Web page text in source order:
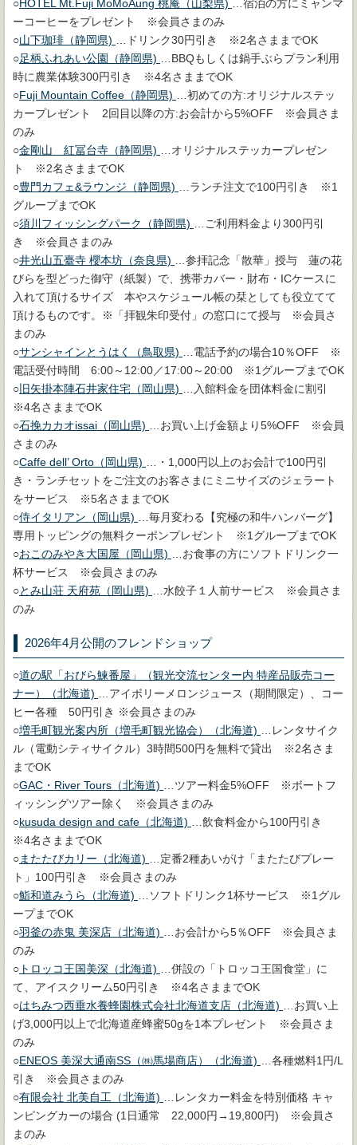
○HOTEL Mt.Fuji MoMoAung 桃庵（山梨県)
…宿泊の方にミャンマ
ーコーヒーをプレゼント ※会員さまのみ
○山下珈琲（静岡県)
…ドリンク30円引き ※2名さままでOK
○足柄ふれあい公園（静岡県)
…BBQもしくは鍋手ぶらプラン利用
時に農業体験300円引き ※4名さままでOK
○Fuji Mountain Coffee（静岡県)
…初めての方:オリジナルステッ
カープレゼント 2回目以降の方:お会計から5%OFF ※会員さま
のみ
○金剛山 紅冨台寺（静岡県)
…オリジナルステッカープレゼン
ト ※2名さままでOK
○豊門カフェ&ラウンジ（静岡県)
…ランチ注文で100円引き ※1
グループまでOK
○須川フィッシングパーク（静岡県)
…ご利用料金より300円引
き ※会員さまのみ
○井光山五臺寺 櫻本坊（奈良県)
…参拝記念「散華」授与 蓮の花
びらを型どった御守（紙製）で、携帯カバー・財布・ICケースに
入れて頂けるサイズ 本やスケジュール帳の栞としても役立てて
頂けるものです。※「拝観朱印受付」の窓口にて授与 ※会員さ
まのみ
○サンシャインとうはく（鳥取県)
…電話予約の場合10％OFF ※
電話受付時間 6:00～12:00／17:00～20:00 ※1グループまでOK
○ 旧矢掛本陣石井家住宅（岡山県)
…入館料金を団体料金に割引
※4名さままでOK
○石挽カカオissai（岡山県)
…お買い上げ金額より5%OFF ※会員
さまのみ
○Caffe dell’ Orto（岡山県)
…・1,000円以上のお会計で100円引
き・ランチセットをご注文のお客さまにミニサイズのジェラート
をサービス ※5名さままでOK
○侍イタリアン（岡山県)
…毎月変わる【究極の和牛ハンバーグ】
専用トッピングの無料クーポンプレゼント ※1グループまでOK
○おこのみやき大国屋（岡山県)
…お食事の方にソフトドリンク一
杯サービス ※会員さまのみ
○とみ山荘 天府苑（岡山県)
…水餃子１人前サービス ※会員さま
のみ
2026年4月公開のフレンドショップ
○道の駅「おびら鰊番屋」（観光交流センター内 特産品販売コー
ナー）（北海道)
…アイボリーメロンジュース（期間限定）、コー
ヒー各種 50円引き ※会員さまのみ
○増毛町観光案内所（増毛町観光協会）（北海道)
…レンタサイク
ル（電動シティサイクル）3時間500円を無料で貸出 ※2名さま
までOK
○GAC・River Tours（北海道)
…ツアー料金5%OFF ※ボートフ
ィッシングツアー除く ※会員さまのみ
○kusuda design and cafe（北海道)
…飲食料金から100円引き
※4名さままでOK
○またたびカリー（北海道)
…定番2種あいがけ「またたびプレー
ト」100円引き ※会員さまのみ
○鮨和道みうら（北海道)
…ソフトドリンク1杯サービス ※1グル
ープまでOK
○羽釜の赤鬼 美深店（北海道)
…お会計から5％OFF ※会員さま
のみ
○ トロッコ王国美深（北海道)
…併設の「トロッコ王国食堂」に
て、アイスクリーム50円引き ※4名さままでOK
○はちみつ西垂水養蜂園株式会社北海道支店（北海道)
…お買い上
げ3,000円以上で北海道産蜂蜜50gを1本プレゼント ※会員さま
のみ
○ENEOS 美深大通南SS（㈱馬場商店）（北海道)
…各種燃料1円/L
引き ※会員さまのみ
○有限会社 北美自工（北海道)
…レンタカー料金を特別価格 キャ
ンピングカーの場合 (1日通常 22,000円→19,800円) ※会員さ
まのみ